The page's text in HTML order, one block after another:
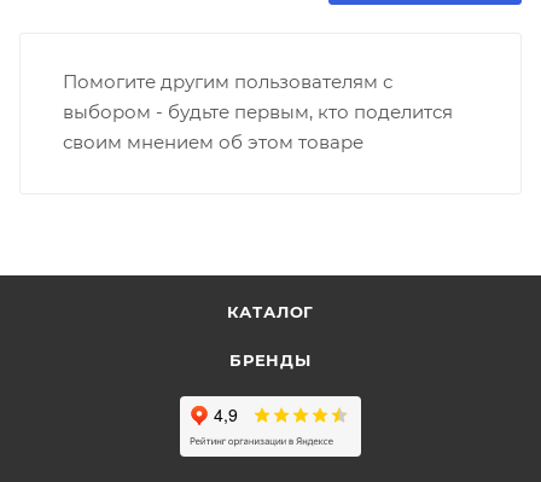
Помогите другим пользователям с
выбором - будьте первым, кто поделится
своим мнением об этом товаре
КАТАЛОГ
БРЕНДЫ